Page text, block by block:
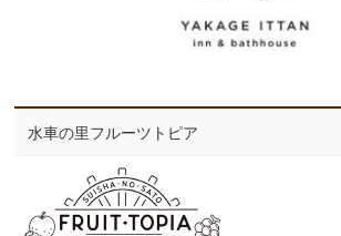
水車の里フルーツトピア